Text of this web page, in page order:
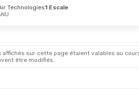
ANU-
Technologies1 Escale
affichés sur cette page étaient valables au
être modifiés.